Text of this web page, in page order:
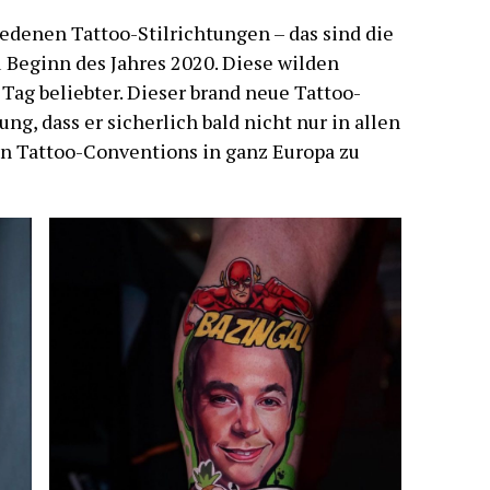
Tattoo-Stilrichtungen – das sind die
des Jahres 2020. Diese wilden
beliebter. Dieser brand neue Tattoo-
dass er sicherlich bald nicht nur in allen
Tattoo-Conventions in ganz Europa zu